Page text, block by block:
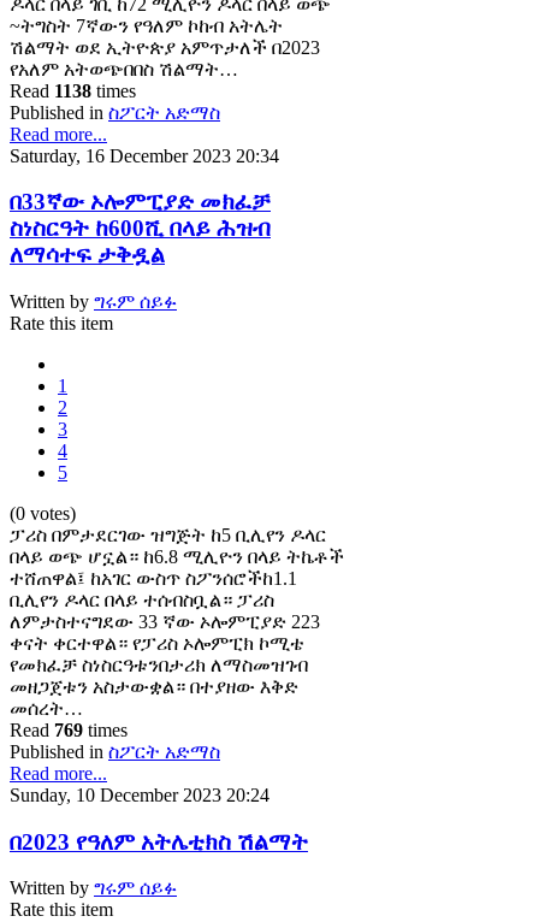
~ትግስት 7ኛውን የዓለም ኮከብ አትሌት
ሽልማት ወደ ኢትዮጵያ አምጥታለች በ2023
የአለም አትወጭበበስ ሽልማት…
Read 1138 times
Published in ስፖርት አድማስ
Read more...
Saturday, 16 December 2023 20:34
በ33ኛው ኦሎምፒያድ መክፈቻ
ስነስርዓት ከ600ሺ በላይ ሕዝብ
ለማሳተፍ ታቅዷል
Written by ግሩም ሰይፉ
Rate this item
1
2
3
4
5
(0 votes)
ፓሪስ በምታደርገው ዝግጅት ከ5 ቢሊየን ዶላር
በላይ ወጭ ሆኗል። ከ6.8 ሚሊዮን በላይ ትኬቶች
ተሸጠዋል፤ ከአገር ውስጥ ስፖንሰሮችከ1.1
ቢሊየን ዶላር በላይ ተሰብስቧል። ፓሪስ
ለምታስተናግደው 33 ኛው ኦሎምፒያድ 223
ቀናት ቀርተዋል። የፓሪስ ኦሎምፒክ ኮሚቴ
የመክፈቻ ስነስርዓቱንበታሪክ ለማስመዝገብ
መዘጋጀቱን አስታውቋል። በተያዘው እቅድ
መሰረት…
Read 769 times
Published in ስፖርት አድማስ
Read more...
Sunday, 10 December 2023 20:24
በ2023 የዓለም አትሌቲክስ ሽልማት
Written by ግሩም ሰይፉ
Rate this item